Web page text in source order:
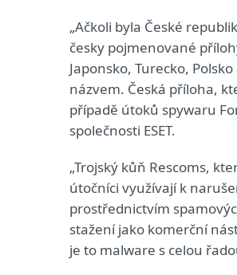
„Ačkoli byla České
česky pojmenované
Japonsko, Turecko,
názvem. Česká příloha,
případě útoků spywaru
společnosti ESET.
„Trojský kůň Rescoms,
útočníci využívají k
prostřednictvím
stažení jako komerční
je to malware s celou